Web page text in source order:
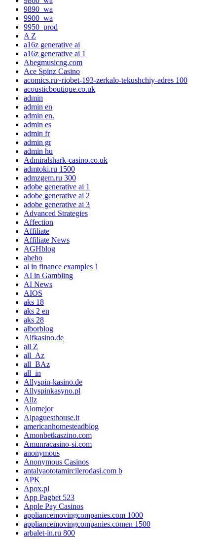
9890_wa
9900_wa
9950_prod
A Z
a16z generative ai
a16z generative ai 1
Abegmusicng.com
Ace Spinz Casino
acomics.ru~riobet-193-zerkalo-tekushchiy-adres 100
acousticboutique.co.uk
admin
admin en
admin en.
admin es
admin fr
admin gr
admin hu
Admiralshark-casino.co.uk
admtoki.ru 1500
admzgem.ru 300
adobe generative ai 1
adobe generative ai 2
adobe generative ai 3
Advanced Strategies
Affection
Affiliate
Affiliate News
AGHblog
aheho
ai in finance examples 1
AI in Gambling
AI News
AIOS
aks 18
aks 2 en
aks 28
alborblog
Alfkasino.de
all Z
all_Az
all_BAz
all_in
Allyspin-kasino.de
Allyspinkasyno.pl
Allz
Alomejor
Alpaguesthouse.it
americanhomesteadblog
Amonbetkaszino.com
Amunracasino-si.com
anonymous
Anonymous Casinos
antalyaototamircilerodasi.com b
APK
Apox.pl
App Pagbet 523
Apple Pay Casinos
appliancemovingcompanies.com 1000
appliancemovingcompanies.comen 1500
arbalet-in.ru 800